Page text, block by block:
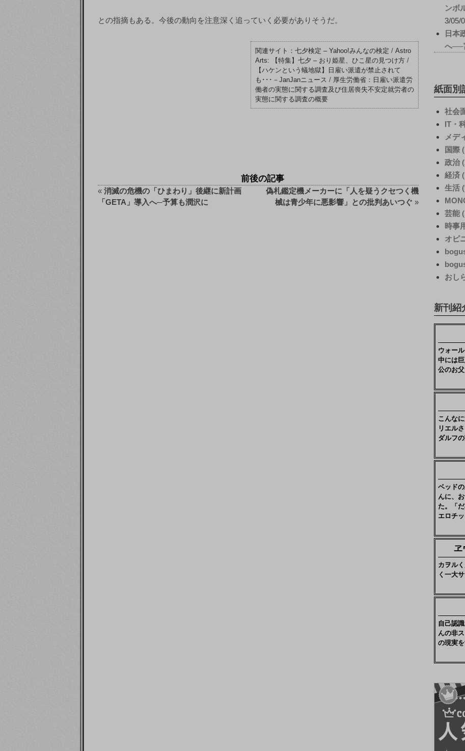
との指摘もある。今後の動向を注意深く追っていく必要がありそうだ。
七夕検定 – Yahoo!みんなの検定 / Astro
Arts: 【特集】七夕 – おり姫星、ひこ星の見つけ方 /
【ハケンという蟻地獄】日雇い派遣が禁止されて
も･･･－JanJanニュース / 厚生労働省：日雇い派遣労
働者の実態に関する調査及び住居喪失不安定就労者の
実態に関する調査の概要
前後の記事
« 消滅の危機の「ひまわり」後継に新計画
「GETA」導入へ─予算も潤沢に
偽札鑑定機メーカーに「人を疑うクセつく機
械は青少年に悪影響」との批判あいつぐ »
ンボ
3/05/
日本
へ──
紙面別
社会
IT・
メデ
国際
政治
経済
生活
芸能
時事
オピ
おし
新刊紹
ウォー
中には
公のお父
こんな
リエル
ダルフ
ベッド
んに、
た。「
エロチ
ヱ
カヲル
く一大
自己認
んの非
の現実